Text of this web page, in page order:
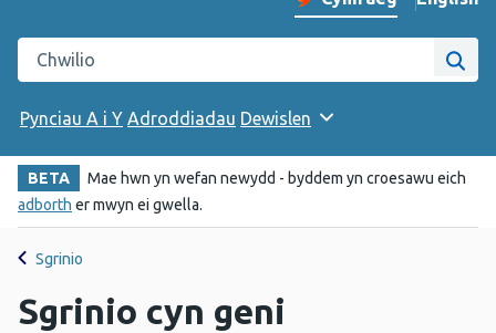
Newid iaith y wefan
Chwilio gwefan Iechyd Cyhoeddus Cymru
Pynciau A i Y Adroddiadau Dewislen
BETA
Mae hwn yn wefan newydd - byddem yn croesawu eich
adborth er mwyn ei gwella.
Sgrinio
Sgrinio cyn geni